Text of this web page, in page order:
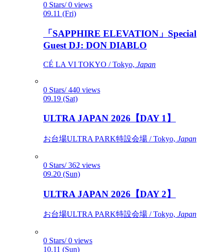
0 Stars/ 0 views
09.11 (Fri)
「SAPPHIRE ELEVATION」Special
Guest DJ: DON DIABLO
CÉ LA VI TOKYO / Tokyo, Japan
0 Stars/ 440 views
09.19 (Sat)
ULTRA JAPAN 2026【DAY 1】
お台場ULTRA PARK特設会場 / Tokyo, Japan
0 Stars/ 362 views
09.20 (Sun)
ULTRA JAPAN 2026【DAY 2】
お台場ULTRA PARK特設会場 / Tokyo, Japan
0 Stars/ 0 views
10.11 (Sun)